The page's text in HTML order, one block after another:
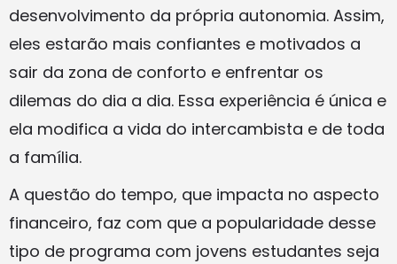
desenvolvimento da própria autonomia. Assim,
eles estarão mais confiantes e motivados a
sair da zona de conforto e enfrentar os
dilemas do dia a dia. Essa experiência é única e
ela modifica a vida do intercambista e de toda
a família.
A questão do tempo, que impacta no aspecto
financeiro, faz com que a popularidade desse
tipo de programa com jovens estudantes seja